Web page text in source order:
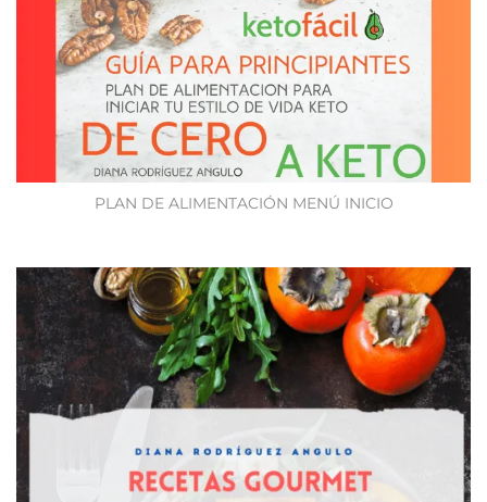
PLAN DE ALIMENTACIÓN MENÚ INICIO